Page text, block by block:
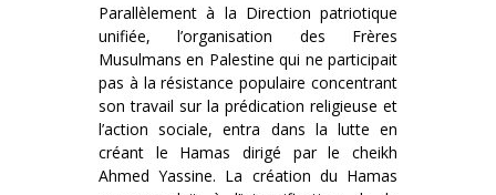
Parallèlement à la Direction patriotique
unifiée, l’organisation des Frères
Musulmans en Palestine qui ne participait
pas à la résistance populaire concentrant
son travail sur la prédication religieuse et
l’action sociale, entra dans la lutte en
créant le Hamas dirigé par le cheikh
Ahmed Yassine. La création du Hamas